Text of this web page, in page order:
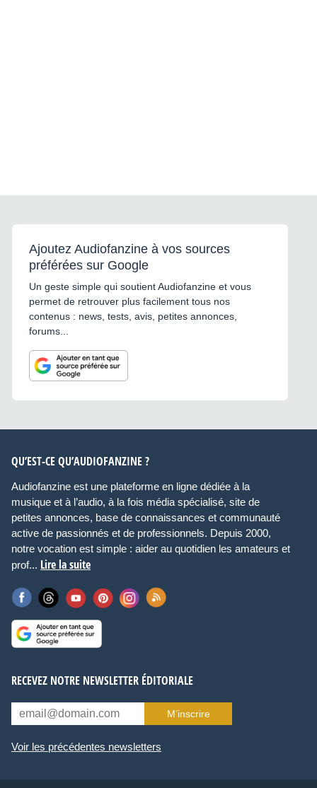
Ajoutez Audiofanzine à vos sources
préférées sur Google
Un geste simple qui soutient Audiofanzine et vous
permet de retrouver plus facilement tous nos
contenus : news, tests, avis, petites annonces,
forums...
QU’EST-CE QU’AUDIOFANZINE ?
Audiofanzine est une plateforme en ligne dédiée à la
musique et à l’audio, à la fois média spécialisé, site de
petites annonces, base de connaissances et communauté
active de passionnés et de professionnels. Depuis 2000,
notre vocation est simple : aider au quotidien les amateurs et
prof... Lire la suite
RECEVEZ NOTRE NEWSLETTER ÉDITORIALE
M’inscrire
Voir les précédentes newsletters